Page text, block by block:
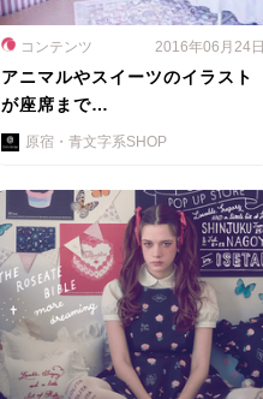
コンテンツ 2016年06月24日
アニマルやスイーツのイラスト
が座席まで…
原宿・青文字系SHOP